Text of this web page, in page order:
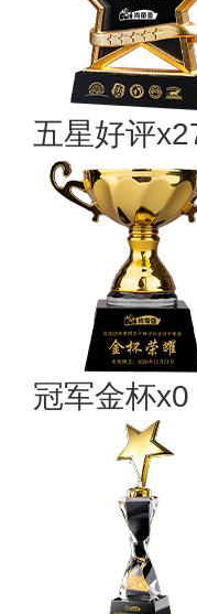
五星好评
冠军金杯x0